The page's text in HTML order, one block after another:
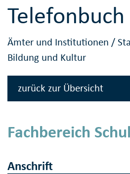
Telefonbuch
Ämter und Institutionen /
Bildung und Kultur
zurück zur Übersicht
Fachbereich
Anschrift